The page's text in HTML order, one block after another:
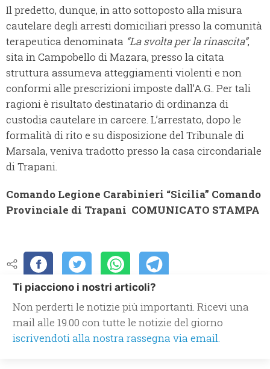
Il predetto, dunque, in atto sottoposto alla misura
cautelare degli arresti domiciliari presso la comunità
terapeutica denominata “La svolta per la rinascita”,
sita in Campobello di Mazara, presso la citata
struttura assumeva atteggiamenti violenti e non
conformi alle prescrizioni imposte dall’A.G.. Per tali
ragioni è risultato destinatario di ordinanza di
custodia cautelare in carcere. L’arrestato, dopo le
formalità di rito e su disposizione del Tribunale di
Marsala, veniva tradotto presso la casa circondariale
di Trapani.
Comando Legione Carabinieri “Sicilia” Comando
Provinciale di Trapani COMUNICATO STAMPA
Ti piacciono i nostri articoli?
Non perderti le notizie più importanti. Ricevi una
mail alle 19.00 con tutte le notizie del giorno
iscrivendoti alla nostra rassegna via email.